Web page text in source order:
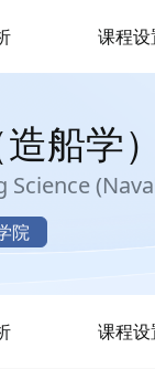
课程设
船学
院
课程设